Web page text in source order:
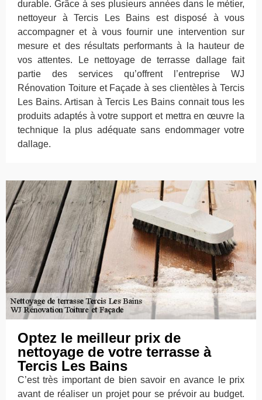
durable. Grâce à ses plusieurs années dans le métier,
nettoyeur à Tercis Les Bains est disposé à vous
accompagner et à vous fournir une intervention sur
mesure et des résultats performants à la hauteur de
vos attentes. Le nettoyage de terrasse dallage fait
partie des services qu’offrent l’entreprise WJ
Rénovation Toiture et Façade à ses clientèles à Tercis
Les Bains. Artisan à Tercis Les Bains connait tous les
produits adaptés à votre support et mettra en œuvre la
technique la plus adéquate sans endommager votre
dallage.
Optez le meilleur prix de
nettoyage de votre terrasse à
Tercis Les Bains
C’est très important de bien savoir en avance le prix
avant de réaliser un projet pour se prévoir au budget.